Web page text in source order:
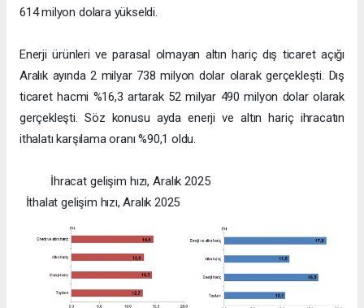
614 milyon dolara yükseldi.
Enerji ürünleri ve parasal olmayan altın hariç dış ticaret açığı
Aralık ayında 2 milyar 738 milyon dolar olarak gerçekleşti. Dış
ticaret hacmi %16,3 artarak 52 milyar 490 milyon dolar olarak
gerçekleşti. Söz konusu ayda enerji ve altın hariç ihracatın
ithalatı karşılama oranı %90,1 oldu.
İhracat gelişim hızı, Aralık 2025
İthalat gelişim hızı, Aralık 2025